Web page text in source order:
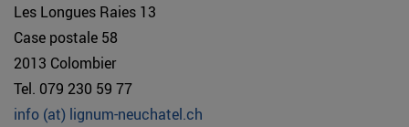
Les Longues Raies 13
Case postale 58
2013 Colombier
Tel. 079 230 59 77
info (at) lignum-neuchatel.ch